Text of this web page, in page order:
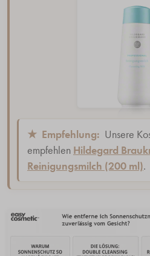
★ Empfehlung: Unsere
empfehlen Hildegard
Reinigungsmilch (200 ml).